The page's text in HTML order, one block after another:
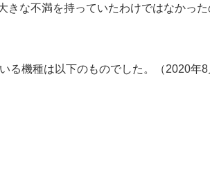
きな不満を持っていたわけではなかっ
る機種は以下のものでした。（2020年8